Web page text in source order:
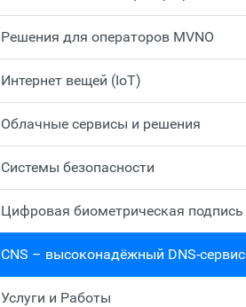
Решения для операторов MVNO
Интернет вещей (IoT)
Облачные сервисы и решения
Системы безопасности
Цифровая биометрическая подпись
CNS – высоконадёжный DNS-сервис
Услуги и Работы